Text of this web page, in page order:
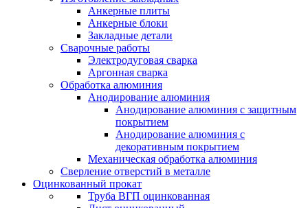
Анкерные плиты
Анкерные блоки
Закладные детали
Сварочные работы
Электродуговая сварка
Аргонная сварка
Обработка алюминия
Анодирование алюминия
Анодирование алюминия с защитным
покрытием
Анодирование алюминия с
декоративным покрытием
Механическая обработка алюминия
Сверление отверстий в металле
Оцинкованный прокат
Труба ВГП оцинкованная